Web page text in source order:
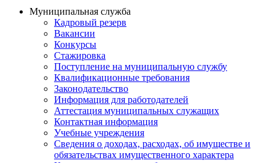
Муниципальная служба
Кадровый резерв
Вакансии
Конкурсы
Стажировка
Поступление на муниципальную службу
Квалификационные требования
Законодательство
Информация для работодателей
Аттестация муниципальных служащих
Контактная информация
Учебные учреждения
Сведения о доходах, расходах, об имуществе и
обязательствах имущественного характера